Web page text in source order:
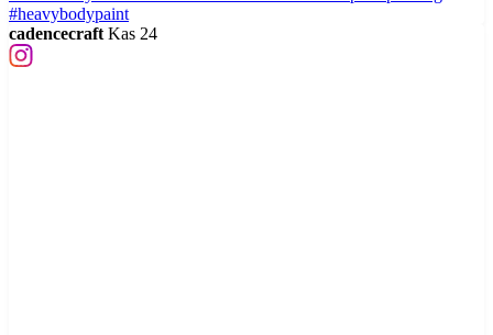
cadencecraft Kas 24